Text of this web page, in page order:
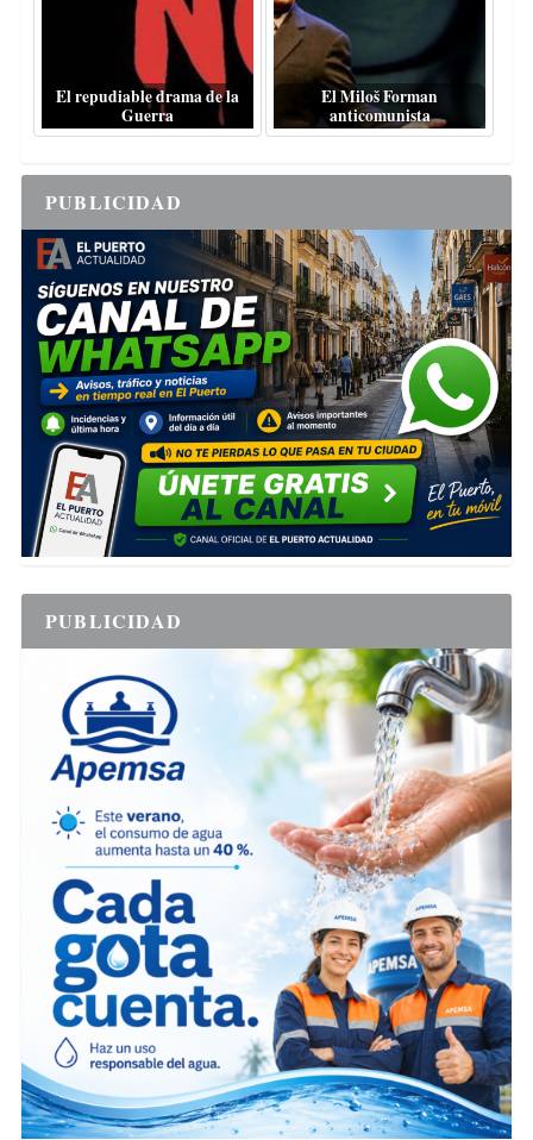
El repudiable drama de la
Guerra
El Miloš Forman
anticomunista
PUBLICIDAD
PUBLICIDAD